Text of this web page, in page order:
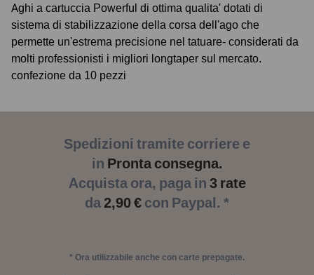
Aghi a cartuccia Powerful di ottima qualita' dotati di
sistema di stabilizzazione della corsa dell'ago che
permette un'estrema precisione nel tatuare- considerati da
molti professionisti i migliori longtaper sul mercato.
confezione da 10 pezzi
Spedizioni tramite corriere e
in Pronta consegna.
Acquista ora, paga in 3 rate
da2,90 € con Paypal. *
* Ora utilizzabile anche con carte prepagate.